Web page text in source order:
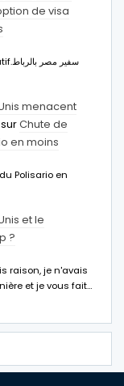
de visa
menacent
surChute de
en moins
Polisario en
et le
?
raison, je n'avais
et je vous fait…